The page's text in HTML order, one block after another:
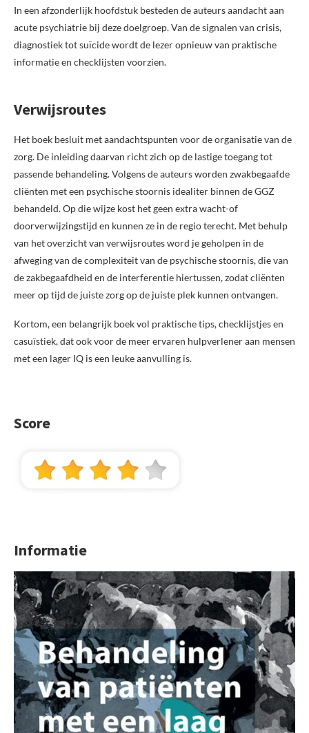
In een afzonderlijk hoofdstuk besteden de auteurs aandacht aan
acute psychiatrie bij deze doelgroep. Van de signalen van crisis,
diagnostiek tot suïcide wordt de lezer opnieuw van praktische
informatie en checklijsten voorzien.
Verwijsroutes
Het boek besluit met aandachtspunten voor de organisatie van de
zorg. De inleiding daarvan richt zich op de lastige toegang tot
passende behandeling. Volgens de auteurs worden zwakbegaafde
cliënten met een psychische stoornis idealiter binnen de GGZ
behandeld. Op die wijze kost het geen extra wacht-of
doorverwijzingstijd en kunnen ze in de regio terecht. Met behulp
van het overzicht van verwijsroutes word je geholpen in de
afweging van de complexiteit van de psychische stoornis, die van
de zakbegaafdheid en de interferentie hiertussen, zodat cliënten
meer op tijd de juiste zorg op de juiste plek kunnen ontvangen.
Kortom, een belangrijk boek vol praktische tips, checklijstjes en
casuïstiek, dat ook voor de meer ervaren hulpverlener aan mensen
met een lager IQ is een leuke aanvulling is.
Score
Informatie